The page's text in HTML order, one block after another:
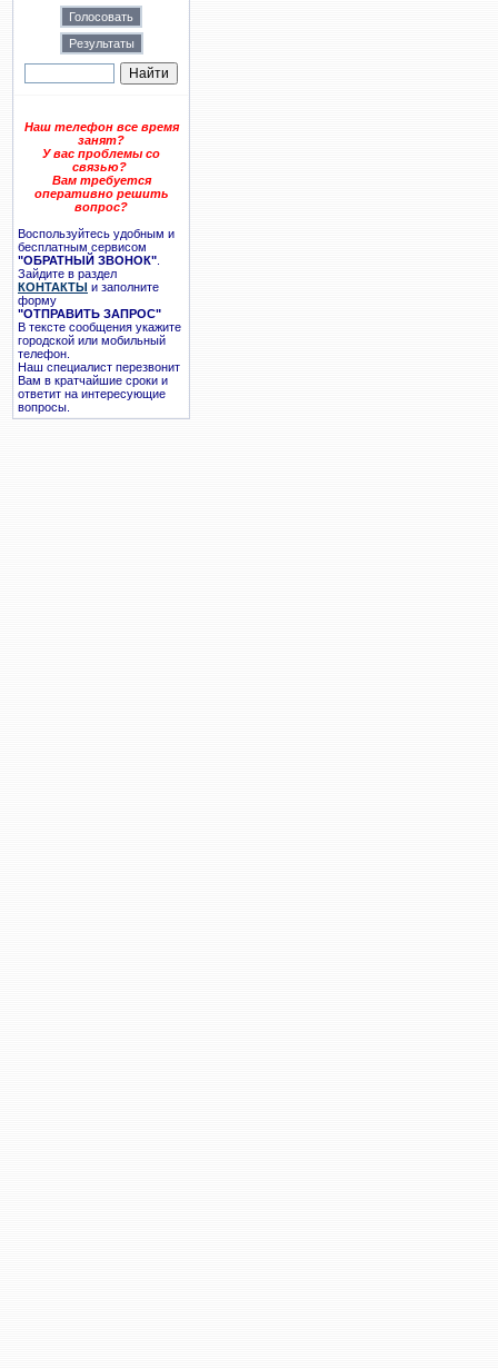
Наш телефон все время
занят?
У вас проблемы со
связью?
Вам требуется
оперативно решить
вопрос?
Воспользуйтесь удобным и
бесплатным сервисом
"ОБРАТНЫЙ ЗВОНОК"
Зайдите в раздел
КОНТАКТЫ и заполните
форму
"ОТПРАВИТЬ ЗАПРОС"
В тексте сообщения укажите
городской или мобильный
телефон.
Наш специалист перезвонит
Вам в кратчайшие сроки и
ответит на интересующие
вопросы.